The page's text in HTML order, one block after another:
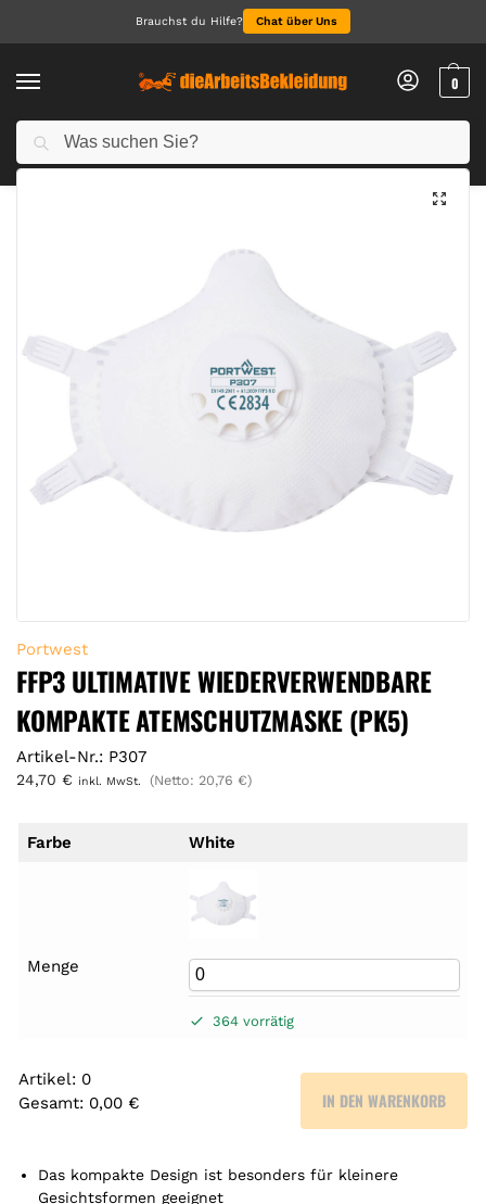
Brauchst du Hilfe? Chat über Uns
0
Start Alle Produkte / FFP3 Ultimative wiederverwendbare kompakte Atemschutzmaske (Pk5)
Portwest
FFP3 ULTIMATIVE WIEDERVERWENDBARE
KOMPAKTE ATEMSCHUTZMASKE (PK5)
Artikel-Nr.: P307
24,70 € inkl. MwSt. (Netto: 20,76 €)
Farbe White
Menge
364 vorrätig
Artikel: 0
Gesamt: 0,00 €
r
IN DEN WARENKORB
Das kompakte Design ist besonders für kleinere
Gesichtsformen geeignet